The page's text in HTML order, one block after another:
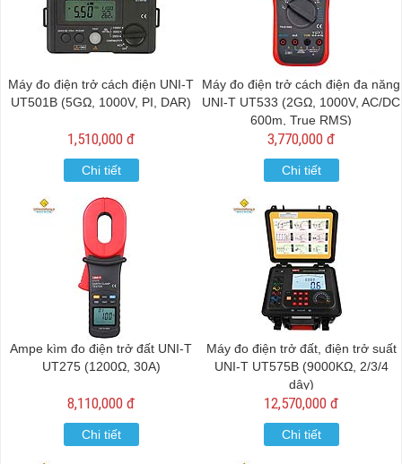
Máy đo điện trở cách điện UNI-T
UT501B (5GΩ, 1000V, PI, DAR)
1,510,000 đ
Chi tiết
Máy đo điện trở cách điện đa năng
UNI-T UT533 (2GΩ, 1000V, AC/DC
600m, True RMS)
3,770,000 đ
Chi tiết
Ampe kìm đo điện trở đất UNI-T
UT275 (1200Ω, 30A)
8,110,000 đ
Chi tiết
Máy đo điện trở đất, điện trở suất
UNI-T UT575B (9000KΩ, 2/3/4
dây)
12,570,000 đ
Chi tiết